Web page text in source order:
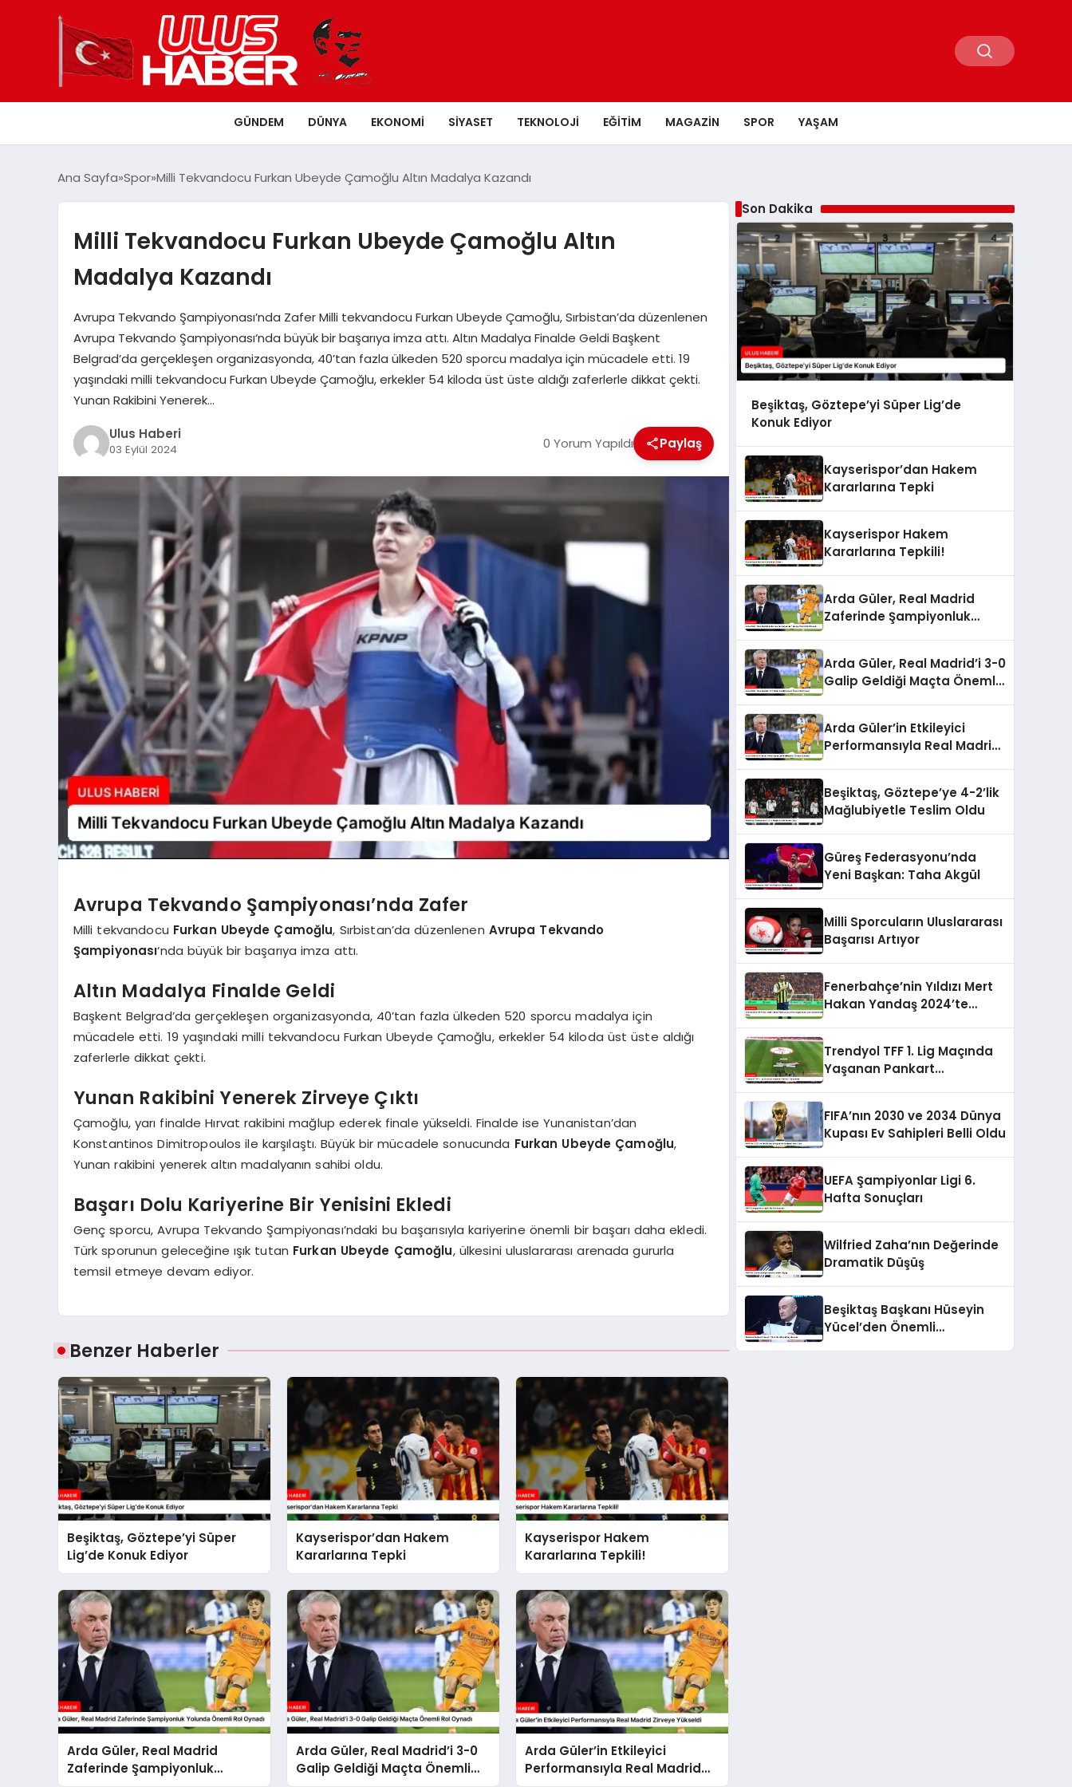
GÜNDEM DÜNYA EKONOMI SIYASET TEKNOLOJI EĞITIM MAGAZIN SPOR YAŞAM
Ana Sayfa Spor Milli Tekvandocu Furkan Ubeyde Çamoğlu Altın Madalya Kazandı
Milli Tekvandocu Furkan Ubeyde Çamoğlu Altın
Madalya Kazandı
Avrupa Tekvando Şampiyonası’nda Zafer Milli tekvandocu Furkan Ubeyde Çamoğlu, Sırbistan’da düzenlenen
Avrupa Tekvando Şampiyonası‘nda büyük bir başarıya imza attı. Altın Madalya Finalde Geldi Başkent
Belgrad’da gerçekleşen organizasyonda, 40’tan fazla ülkeden 520 sporcu madalya için mücadele etti. 19
yaşındaki milli tekvandocu Furkan Ubeyde Çamoğlu, erkekler 54 kiloda üst üste aldığı zaferlerle dikkat çekti.
Yunan Rakibini Yenerek…
Ulus Haberi
03 Eylül 2024 0 Yorum Yapıldı Paylaş
Avrupa Tekvando Şampiyonası’nda Zafer
Milli tekvandocu Furkan Ubeyde Çamoğlu, Sırbistan’da düzenlenen Avrupa Tekvando
Şampiyonası‘nda büyük bir başarıya imza attı.
Altın Madalya Finalde Geldi
Başkent Belgrad’da gerçekleşen organizasyonda, 40’tan fazla ülkeden 520 sporcu madalya için
mücadele etti. 19 yaşındaki milli tekvandocu Furkan Ubeyde Çamoğlu, erkekler 54 kiloda üst üste aldığı
zaferlerle dikkat çekti.
Yunan Rakibini Yenerek Zirveye Çıktı
Çamoğlu, yarı finalde Hırvat rakibini mağlup ederek finale yükseldi. Finalde ise Yunanistan’dan
Konstantinos Dimitropoulos ile karşılaştı. Büyük bir mücadele sonucunda Furkan Ubeyde Çamoğlu,
Yunan rakibini yenerek altın madalyanın sahibi oldu.
Başarı Dolu Kariyerine Bir Yenisini Ekledi
Genç sporcu, Avrupa Tekvando Şampiyonası’ndaki bu başarısıyla kariyerine önemli bir başarı daha ekledi.
Türk sporunun geleceğine ışık tutan Furkan Ubeyde Çamoğlu, ülkesini uluslararası arenada gururla
temsil etmeye devam ediyor.
Benzer Haberler
Beşiktaş, Göztepe’yi Süper
Lig’de Konuk Ediyor
Kayserispor’dan Hakem
Kararlarına Tepki
Kayserispor Hakem
Kararlarına Tepkili!
Arda Güler, Real Madrid
Zaferinde Şampiyonluk
Arda Güler, Real Madrid’i 3-0
Galip Geldiği Maçta Önemli
Arda Güler’in Etkileyici
Performansıyla Real Madrid
Son Dakika
Beşiktaş, Göztepe’yi Süper Lig’de
Konuk Ediyor
Kayserispor’dan Hakem
Kararlarına Tepki
Kayserispor Hakem
Kararlarına Tepkili!
Arda Güler, Real Madrid
Zaferinde Şampiyonluk
Arda Güler, Real Madrid’i 3-0
Galip Geldiği Maçta Önemli
Arda Güler’in Etkileyici
Performansıyla Real Madrid
Beşiktaş, Göztepe’ye 4-2’lik
Mağlubiyetle Teslim Oldu
Güreş Federasyonu’nda
Yeni Başkan: Taha Akgül
Milli Sporcuların Uluslararası
Başarısı Artıyor
Fenerbahçe’nin Yıldızı Mert
Hakan Yandaş 2024’te
Trendyol TFF 1. Lig Maçında
Yaşanan Pankart
FIFA’nın 2030 ve 2034 Dünya
Kupası Ev Sahipleri Belli Oldu
UEFA Şampiyonlar Ligi 6.
Hafta Sonuçları
Wilfried Zaha’nın Değerinde
Dramatik Düşüş
Beşiktaş Başkanı Hüseyin
Yücel’den Önemli